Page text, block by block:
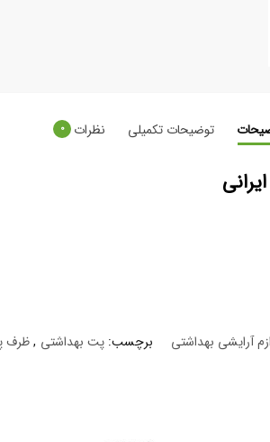
توضیحات تکمیلی نظرات 0
آرایشی بهداشتی برچسب: پت بهداشتی ,ظرف